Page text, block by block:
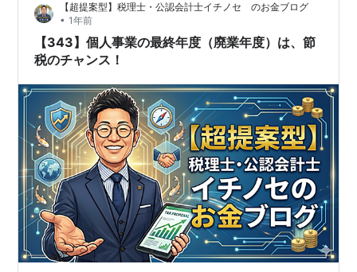
取り扱いについて記載したいと思います。 今回は、【在
宅勤務手当】を支給した場合について…
【超提案型】税理士・公認会計士イチノセ のお金ブログ
• 1年前
【343】個人事業の最終年度（廃業年度）は、節
税のチャンス！